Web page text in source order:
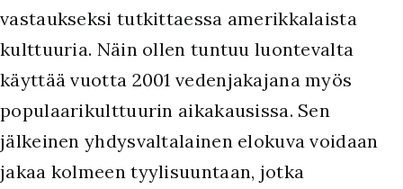
vastaukseksi tutkittaessa amerikkalaista
kulttuuria. Näin ollen tuntuu luontevalta
käyttää vuotta 2001 vedenjakajana myös
populaarikulttuurin aikakausissa. Sen
jälkeinen yhdysvaltalainen elokuva voidaan
jakaa kolmeen tyylisuuntaan, jotka